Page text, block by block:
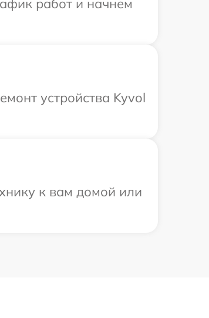
работ и начнем
устройства Kyvol
к вам домой или